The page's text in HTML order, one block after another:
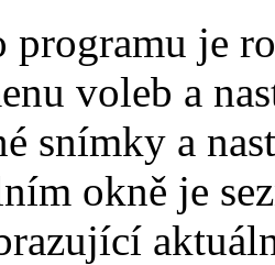
je
voleb a
snímky a
okně je